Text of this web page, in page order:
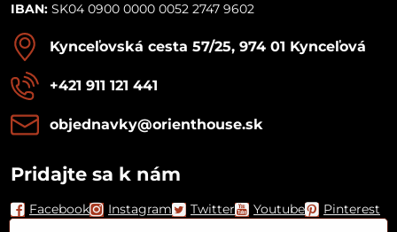
IBAN: SK04 0900 0000 0052 2747 9602
Kynceľovská cesta 57/25, 974 01 Kynceľová
+421 911 121 441
objednavky​@orienthouse​.sk
Pridajte sa k nám
Facebook Instagram Twitter Youtube Pinterest